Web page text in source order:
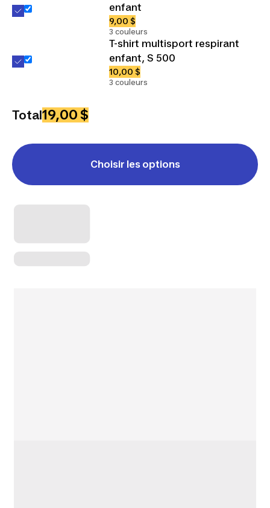
enfant
9,00 $
3 couleurs
T-shirt multisport respirant
enfant, S 500
10,00 $
3 couleurs
Total19,00 $
Choisir les options